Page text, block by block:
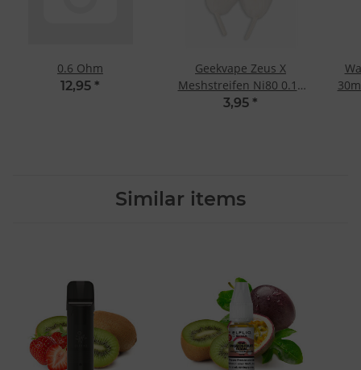
0.6 Ohm
12,95 *
Geekvape Zeus X
Meshstreifen Ni80 0.17
Ohm
3,95 *
Similar items